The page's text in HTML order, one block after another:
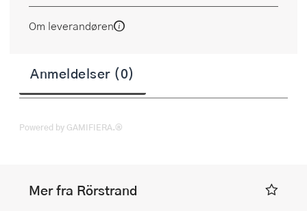
Om leverandøren
Anmeldelser (0)
Powered by GAMIFIERA.®
Mer fra Rörstrand